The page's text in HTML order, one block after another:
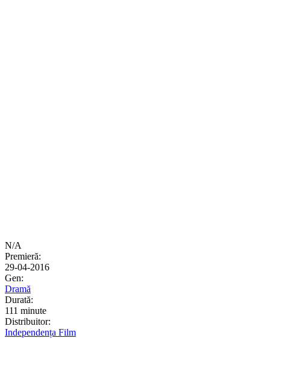
N/A
Premieră:
29-04-2016
Gen:
Dramă
Durată:
111 minute
Distribuitor:
Independența Film